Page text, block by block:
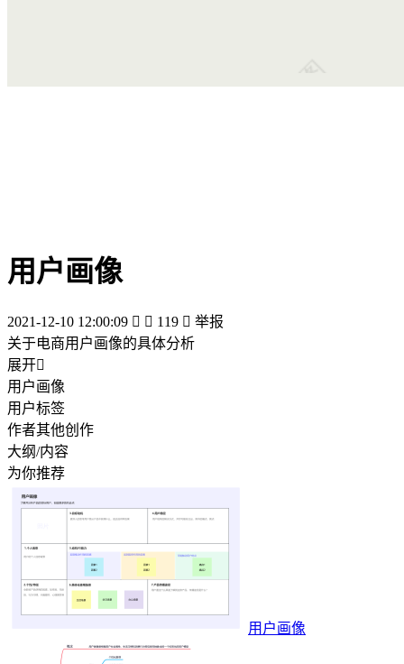
用户画像
2021-12-10 12:00:09   119  举报
关于电商用户画像的具体分析
展开
用户画像
用户标签
作者其他创作
大纲/内容
为你推荐
用户画像